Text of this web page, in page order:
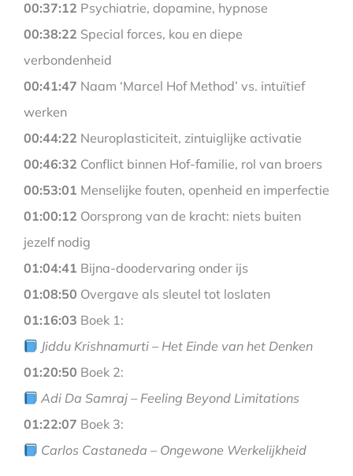
00:37:12 Psychiatrie, dopamine, hypnose
00:38:22 Special forces, kou en diepe
verbondenheid
00:41:47 Naam ‘Marcel Hof Method’ vs. intuïtief
werken
00:44:22 Neuroplasticiteit, zintuiglijke activatie
00:46:32 Conflict binnen Hof-familie, rol van broers
00:53:01 Menselijke fouten, openheid en imperfectie
01:00:12 Oorsprong van de kracht: niets buiten
jezelf nodig
01:04:41 Bijna-doodervaring onder ijs
01:08:50 Overgave als sleutel tot loslaten
01:16:03 Boek 1:
Jiddu Krishnamurti – Het Einde van het Denken
01:20:50 Boek 2:
Adi Da Samraj – Feeling Beyond Limitations
01:22:07 Boek 3:
Carlos Castaneda – Ongewone Werkelijkheid